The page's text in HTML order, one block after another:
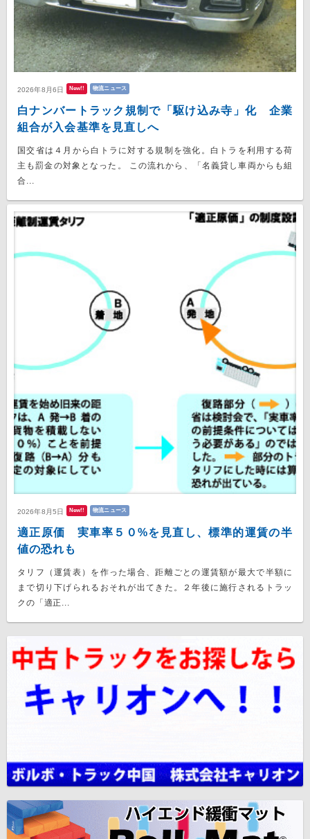
2026年8月6日 New!! 物流ニュース
白ナンバートラック規制で「駆け込み寺」化 企業
組合が入会基準を見直しへ
国交省は４月から白トラに対する規制を強化。白トラを利用する荷
主も罰金の対象となった。 この流れから、「名義貸し車両からも組
合...
2026年8月5日 New!! 物流ニュース
適正原価 実車率５０%を見直し、標準的運賃の半
値の恐れも
タリフ（運賃表）を作った場合、距離ごとの運賃額が最大で半額に
まで切り下げられるおそれが出てきた。２年後に施行されるトラッ
クの「適正...